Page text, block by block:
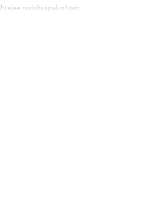
majoituspaikoittain